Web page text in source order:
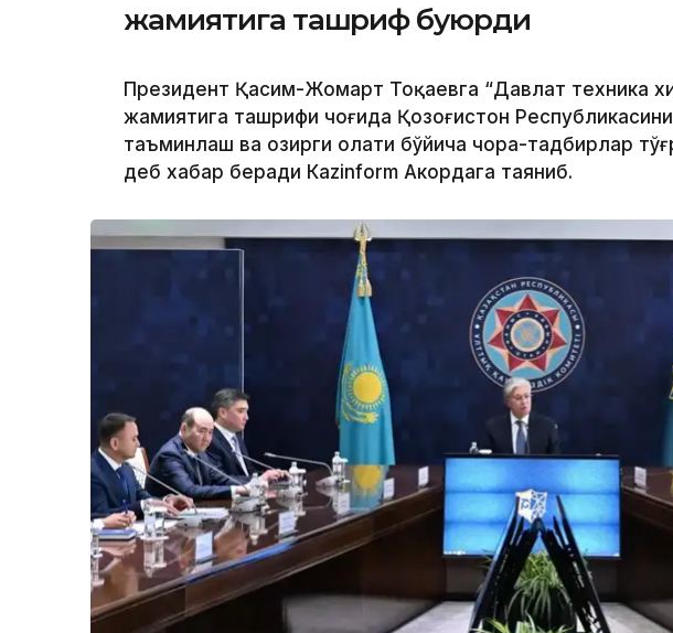
жамиятига ташриф буюрди
Президент Қасим-Жомарт Тоқаевга “Давлат техника
жамиятига ташрифи чоғида Қозоғистон
таъминлаш ва ҳозирги ҳолати бўйича чора-тадбирлар
деб хабар беради Каzinform Акордага таяниб.